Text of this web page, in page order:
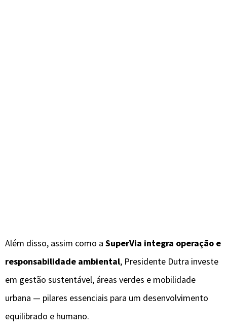
Além disso, assim como a SuperVia integra operação e
responsabilidade ambiental, Presidente Dutra investe
em gestão sustentável, áreas verdes e mobilidade
urbana — pilares essenciais para um desenvolvimento
equilibrado e humano.